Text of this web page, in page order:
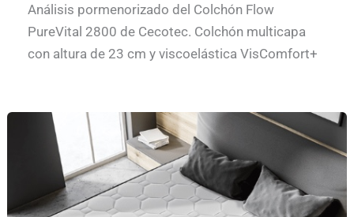
Análisis pormenorizado del Colchón Flow
PureVital 2800 de Cecotec. Colchón multicapa
con altura de 23 cm y viscoelástica VisComfort+